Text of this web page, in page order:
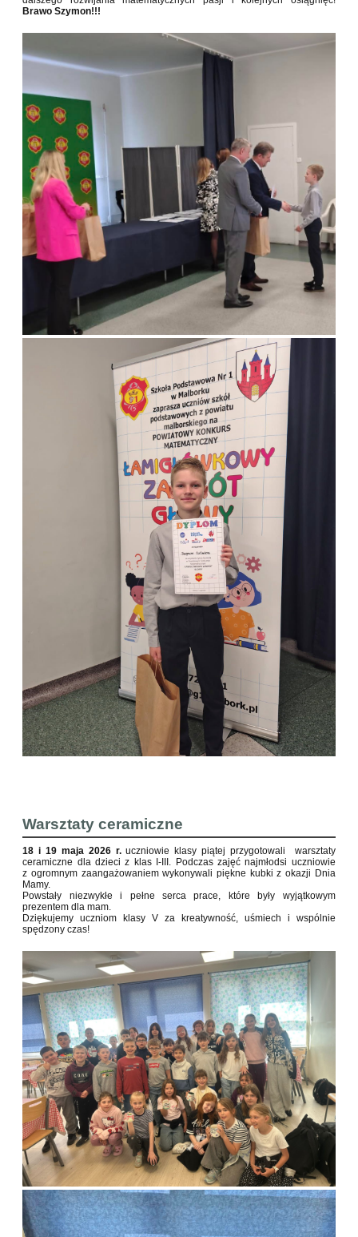
Brawo Szymon!!!
Warsztaty ceramiczne
18 i 19 maja 2026 r.uczniowie klasy piątej przygotowali warsztaty
ceramiczne dla dzieci z klas I-III. Podczas zajęć najmłodsi uczniowie
z ogromnym zaangażowaniem wykonywali piękne kubki z okazji Dnia
Mamy.
Powstały niezwykłe i pełne serca prace, które były wyjątkowym
prezentem dla mam.
Dziękujemy uczniom klasy V za kreatywność, uśmiech i wspólnie
spędzony czas!